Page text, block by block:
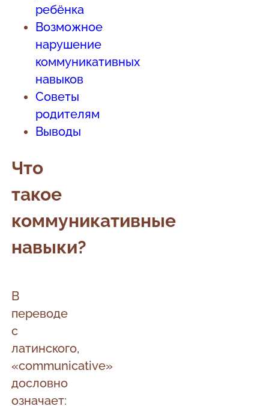
ребёнка
Возможное
нарушение
коммуникативных
навыков
Советы
родителям
Выводы
Что
такое
коммуникативные
навыки?
В
переводе
с
латинского,
«communicative»
дословно
означает: